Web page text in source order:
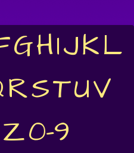
GHIJKL
RSTUV
Z0-9